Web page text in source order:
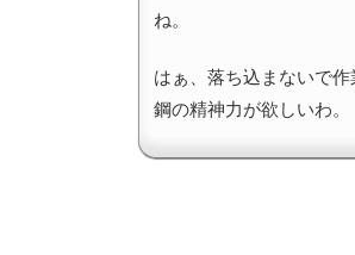
ね。
はぁ、落ち込まないで
鋼の精神力が欲しいわ。